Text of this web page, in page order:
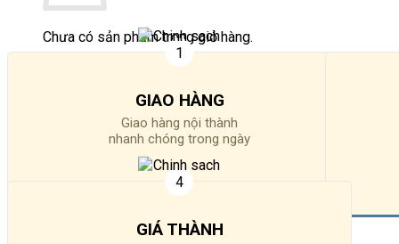
Chưa có sản phẩm trong giỏ hàng.
Quay trở lại cửa hàng
GIAO HÀNG
Giao hàng nội thành
nhanh chóng trong ngày
GIÁ THÀNH